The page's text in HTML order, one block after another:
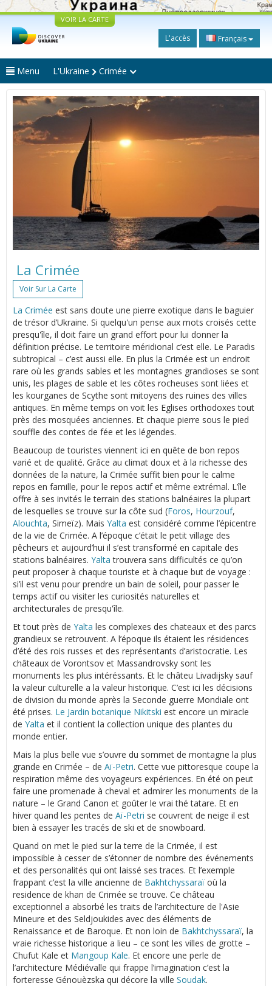
VOIR LA CARTE
L'accès Français
Menu L'Ukraine Crimée
La Crimée
Voir Sur La Carte
La Crimée est sans doute une pierre exotique dans le baguier
de trésor d’Ukraine. Si quelqu'un pense aux mots croisés cette
presqu'île, il doit faire un grand effort pour lui donner la
définition précise. Le territoire méridional c’est elle. Le Paradis
subtropical – c’est aussi elle. En plus la Crimée est un endroit
rare où les grands sables et les montagnes grandioses se sont
unis, les plages de sable et les côtes rocheuses sont liées et
les kourganes de Scythe sont mitoyens des ruines des villes
antiques. En même temps on voit les Eglises orthodoxes tout
près des mosquées anciennes. Et chaque pierre sous le pied
souffle des contes de fée et les légendes.
Beaucoup de touristes viennent ici en quête de bon repos
varié et de qualité. Grâce au climat doux et à la richesse des
données de la nature, la Crimée suffit bien pour le calme
repos en famille, pour le repos actif et même extrémal. L’île
offre à ses invités le terrain des stations balnéaires la plupart
de lesquelles se trouve sur la côte sud (Foros, Hourzouf,
Alouchta, Simeïz). Mais Yalta est considéré comme l’épicentre
de la vie de Crimée. A l’époque c’était le petit village des
pêcheurs et aujourd’hui il s’est transformé en capitale des
stations balnéaires. Yalta trouvera sans difficultés ce qu’on
peut proposer à chaque touriste et à chaque but de voyage :
si’il est venu pour prendre un bain de soleil, pour passer le
temps actif ou visiter les curiosités naturelles et
architecturales de presqu'île.
Et tout près de Yalta les complexes des chateaux et des parcs
grandieux se retrouvent. A l’époque ils étaient les résidences
d’été des rois russes et des représentants d’aristocratie. Les
châteaux de Vorontsov et Massandrovsky sont les
monuments les plus intéréssants. Et le châteu Livadijsky sauf
la valeur culturelle a la valeur historique. C’est ici les décisions
de division du monde après la Seconde guerre Mondiale ont
été prises. Le Jardin botanique Nikitski est encore un miracle
de Yalta et il contient la collection unique des plantes du
monde entier.
Mais la plus belle vue s’ouvre du sommet de montagne la plus
grande en Crimée – de Aï-Petri. Cette vue pittoresque coupe la
respiration même des voyageurs expériences. En été on peut
faire une promenade à cheval et admirer les monuments de la
nature – le Grand Canon et goûter le vrai thé tatare. Et en
hiver quand les pentes de Aï-Petri se couvrent de neige il est
bien à essayer les tracés de ski et de snowboard.
Quand on met le pied sur la terre de la Crimée, il est
impossible à cesser de s’étonner de nombre des événements
et des personalités qui ont laissé ses traces. Et l’exemple
frappant c’est la ville ancienne de Bakhtchyssaraï où la
residence de khan de Crimée se trouve. Ce château
exceptionnel a absorbé les traits de l’architecture de l'Asie
Mineure et des Seldjoukides avec des éléments de
Renaissance et de Baroque. Et non loin de Bakhtchyssaraï, la
vraie richesse historique a lieu – ce sont les villes de grotte –
Chufut Kale et Mangoup Kale. Et encore une perle de
l’architecture Médiévalle qui frappe l’imagination c’est la
forteresse Génouèzska qui décore la ville Soudak.